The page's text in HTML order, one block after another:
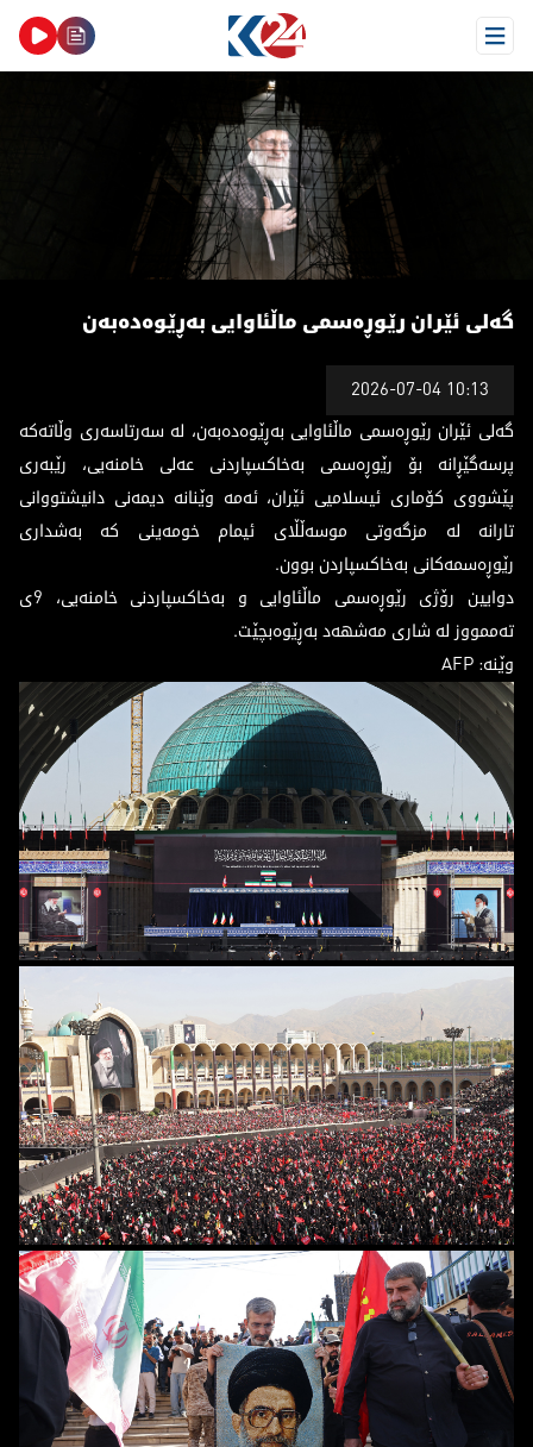
Open Menu
گەلی ئێران رێوڕەسمی ماڵئاوایی بەڕێوەدەبەن
گەلی ئێران رێوڕەسمی ماڵئاوایی بەڕێوەدەبەن
2026-07-04 10:13
گەلی ئێران رێوڕەسمی ماڵئاوایی بەڕێوەدەبەن، لە سەرتاسەری وڵاتەکە
پرسەگێڕانە بۆ رێوڕەسمی بەخاکسپاردنی عەلی خامنەیی، رێبەری
پێشووی کۆماری ئیسلامیی ئێران، ئەمە وێنانە دیمەنی دانیشتووانی
تارانە لە مزگەوتی موسەڵڵای ئیمام خومەینی کە بەشداری
رێوڕەسمەکانی بەخاکسپاردن بوون.
دوایین رۆژی رێوڕەسمی ماڵئاوایی و بەخاکسپاردنی خامنەیی، 9ی
تەممووز لە شاری مەشهەد بەڕێوەبچێت.
وێنە: AFP